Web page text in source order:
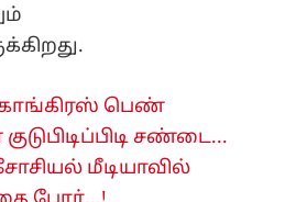
பெண்
சண்டை...
மீடியாவில்